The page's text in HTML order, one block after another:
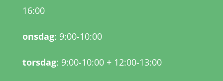
16:00
onsdag: 9:00-10:00
torsdag: 9:00-10:00 + 12:00-13:00